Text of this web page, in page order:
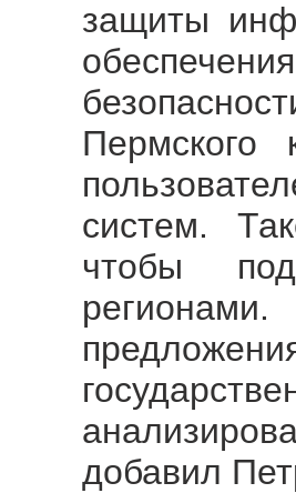
защиты
систем.
чтобы
добавил